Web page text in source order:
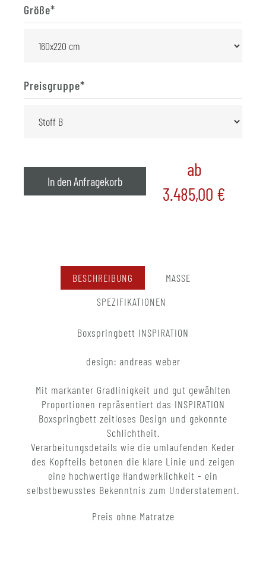
Größe*
Preisgruppe*
In den Anfragekorb
ab
3.485,00 €
BESCHREIBUNG
MASSE
SPEZIFIKATIONEN
Boxspringbett INSPIRATION
design: andreas weber
Mit markanter Gradlinigkeit und gut gewählten
Proportionen repräsentiert das INSPIRATION
Boxspringbett zeitloses Design und gekonnte
Schlichtheit.
Verarbeitungsdetails wie die umlaufenden Keder
des Kopfteils betonen die klare Linie und zeigen
eine hochwertige Handwerklichkeit - ein
selbstbewusstes Bekenntnis zum Understatement.
Preis ohne Matratze